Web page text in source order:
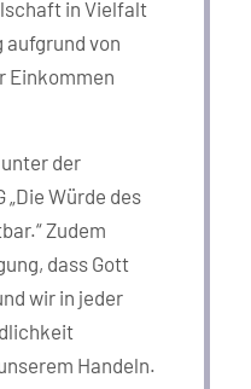
in Vielfalt
aufgrund von
Einkommen
der
„Die Würde des
Zudem
dass Gott
wir in jeder
Handeln.